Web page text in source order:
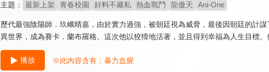
主題： 最新上架 青春校園 好料不藏私 熱血戰鬥 龍傲天 Ani-One
歷代最強陰陽師．玖峨晴嘉，由於實力過強，被朝廷視為威脅，最後因朝廷的計
異世界，成為賽卡．蘭布羅格。這次他以狡猾地活著，並且得到幸福為人生目標
播放 ※此內容含有： 暴力血腥